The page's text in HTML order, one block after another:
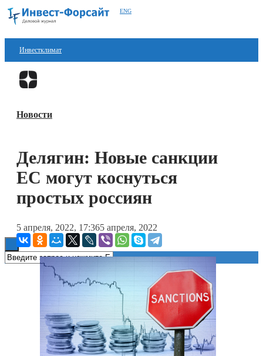
ENG
Инвестклимат
Финансы
Блокчейн
Технологии
Новости
Делягин: Новые санкции
ЕС могут коснуться
простых россиян
5 апреля, 2022, 17:365 апреля, 2022